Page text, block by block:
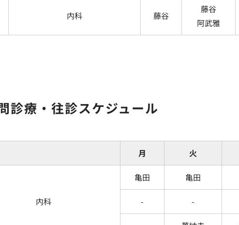
内科 藤谷
藤谷
阿武雅
診療・往診スケジュール
月 火
内科
亀田 亀田
- -